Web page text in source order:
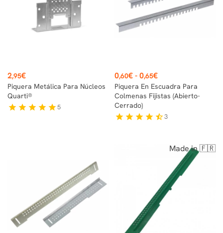
Precio
2,95€
Piquera Metálica Para Núcleos
Quarti®
star star star star star5
Precio
0,60€ - 0,65€
Piquera En Escuadra Para
Colmenas Fijistas (abierto-
Cerrado)
star star star star star_half3
Made in 🇫🇷